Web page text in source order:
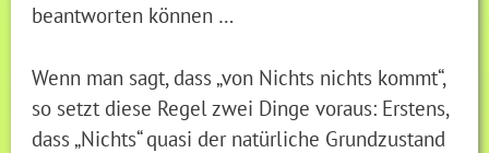
beantworten können …
Wenn man sagt, dass „von Nichts nichts kommt“,
so setzt diese Regel zwei Dinge voraus: Erstens,
dass „Nichts“ quasi der natürliche Grundzustand